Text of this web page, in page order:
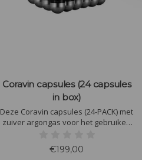
Coravin capsules (24 capsules
in box)
Deze Coravin capsules (24-PACK) met
zuiver argongas voor het gebruiken
1 capsule kunnen ongeveer 15 tot 20
glazen geschonken worden,
€199,00